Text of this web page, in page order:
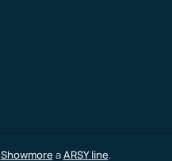
ShowmoreaARSY line.